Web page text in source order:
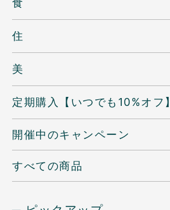
食
住
美
定期購入【いつでも10%オフ】
開催中のキャンペーン
すべての商品